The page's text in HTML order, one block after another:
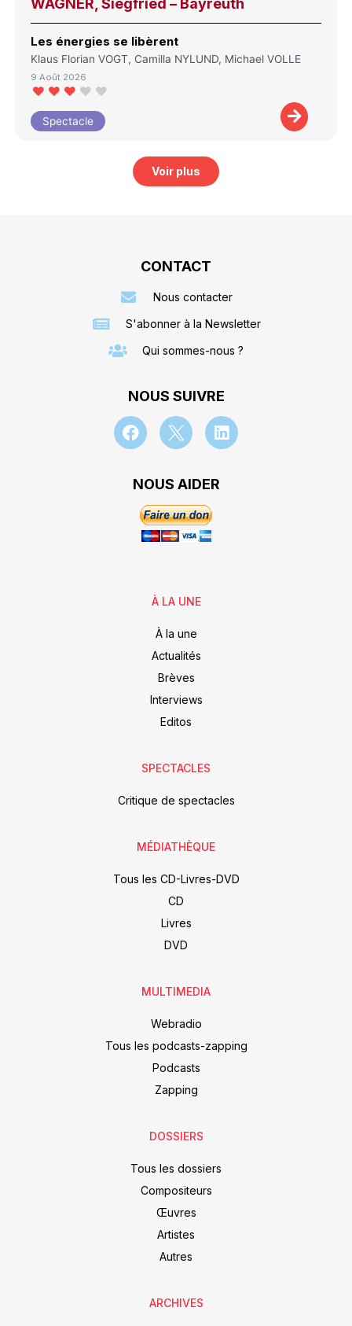
Les énergies se libèrent
Klaus Florian VOGT, Camilla NYLUND, Michael VOLLE
9 Août 2026
Spectacle
Voir plus
CONTACT
Nous contacter
S'abonner à la Newsletter
Qui sommes-nous ?
NOUS SUIVRE
NOUS AIDER
À LA UNE
À la une
Actualités
Brèves
Interviews
Editos
SPECTACLES
Critique de spectacles
MÉDIATHÈQUE
Tous les CD-Livres-DVD
CD
Livres
DVD
MULTIMEDIA
Webradio
Tous les podcasts-zapping
Podcasts
Zapping
DOSSIERS
Tous les dossiers
Compositeurs
Œuvres
Artistes
Autres
ARCHIVES